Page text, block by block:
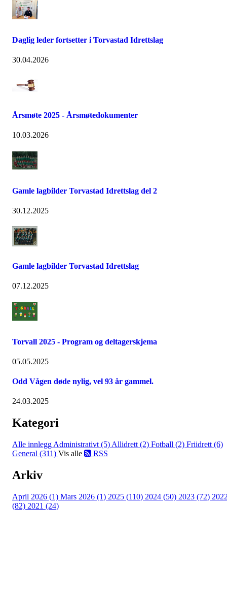
Daglig leder fortsetter i Torvastad Idrettslag
30.04.2026
Årsmøte 2025 - Årsmøtedokumenter
10.03.2026
Gamle lagbilder Torvastad Idrettslag del 2
30.12.2025
Gamle lagbilder Torvastad Idrettslag
07.12.2025
Torvall 2025 - Program og deltagerskjema
05.05.2025
Odd Vågen døde nylig, vel 93 år gammel.
24.03.2025
Kategori
Alle innlegg Administrativt (5) Allidrett (2) Fotball (2) Friidrett (6)
General (311) Vis alle RSS
Arkiv
April 2026 (1) Mars 2026 (1) 2025 (110) 2024 (50) 2023 (72)
(82) 2021 (24)